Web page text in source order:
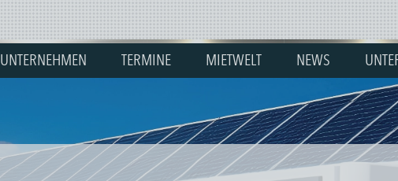
UNTERNEHMEN TERMINE MIETWELT NEWS